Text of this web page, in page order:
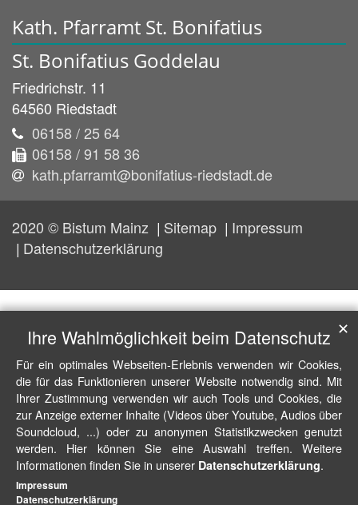
Kath. Pfarramt St. Bonifatius
St. Bonifatius Goddelau
Friedrichstr. 11
64560 Riedstadt
06158 / 25 64
06158 / 91 58 36
kath.pfarramt@bonifatius-riedstadt.de
2020 © Bistum Mainz Sitemap
Impressum
Datenschutzerklärung
Ihre Wahlmöglichkeit beim Datenschutz
Für ein optimales Webseiten-Erlebnis verwenden wir Cookies,
die für das Funktionieren unserer Website notwendig sind. Mit
Ihrer Zustimmung verwenden wir auch Tools und Cookies, die
zur Anzeige externer Inhalte (Videos über Youtube, Audios über
Soundcloud, ...) oder zu anonymen Statistikzwecken genutzt
werden. Hier können Sie eine Auswahl treffen. Weitere
Informationen finden Sie in unserer Datenschutzerklärung.
✕
Impressum
Datenschutzerklärung